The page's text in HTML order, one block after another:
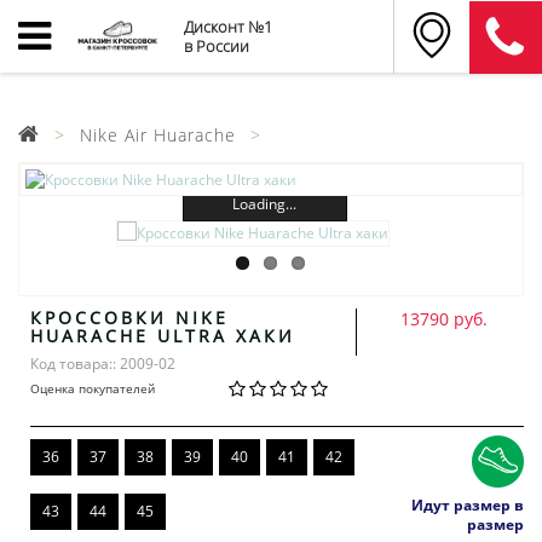
Дисконт №1
в России
Nike Air Huarache
Loading...
КРОССОВКИ NIKE
HUARACHE ULTRA ХАКИ
Код товара:: 2009-02
Оценка покупателей
13790 руб.
36 37 38 39 40 41 42
43 44 45
Идут размер в
размер